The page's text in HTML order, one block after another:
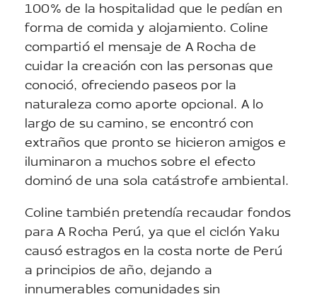
100% de la hospitalidad que le pedían en
forma de comida y alojamiento. Coline
compartió el mensaje de A Rocha de
cuidar la creación con las personas que
conoció, ofreciendo paseos por la
naturaleza como aporte opcional. A lo
largo de su camino, se encontró con
extraños que pronto se hicieron amigos e
iluminaron a muchos sobre el efecto
dominó de una sola catástrofe ambiental.
Coline también pretendía recaudar fondos
para A Rocha Perú, ya que el ciclón Yaku
causó estragos en la costa norte de Perú
a principios de año, dejando a
innumerables comunidades sin